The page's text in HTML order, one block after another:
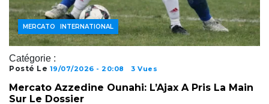
Catégorie :
FOOTBALL INTERNATIONAL
MERCATO
Posté Le 19/07/2026 - 20:08 3 Vues
Mercato Azzedine Ounahi: L’Ajax A Pris La Main
Sur Le Dossier